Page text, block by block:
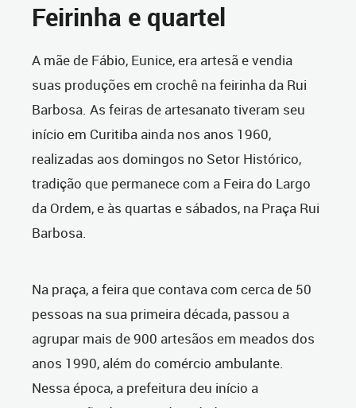
Feirinha e quartel
A mãe de Fábio, Eunice, era artesã e vendia
suas produções em crochê na feirinha da Rui
Barbosa. As feiras de artesanato tiveram seu
início em Curitiba ainda nos anos 1960,
realizadas aos domingos no Setor Histórico,
tradição que permanece com a Feira do Largo
da Ordem, e às quartas e sábados, na Praça Rui
Barbosa.
Na praça, a feira que contava com cerca de 50
pessoas na sua primeira década, passou a
agrupar mais de 900 artesãos em meados dos
anos 1990, além do comércio ambulante.
Nessa época, a prefeitura deu início a